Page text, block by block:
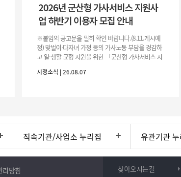
2026년 군산형 가사서비스 지원사
업 하반기 이용자 모집 안내
※붙임의 공고문을 필히 확인 바랍니다.(8.11.게시예
정) 맞벌이·다자녀 가정 등의 가사노동 부담을 경감하
고 일·생활 균형 지원을 위한 「군산형 가사서비스 지
니 많은 참여 바랍니다. 1
시정소식 | 26.08.07
직속기관/사업소 누리집 유관기관
리방침 찾아오시는길